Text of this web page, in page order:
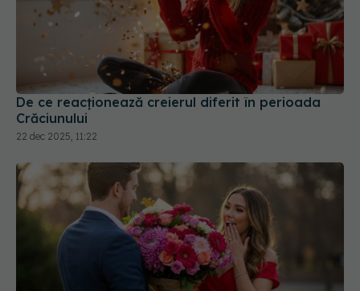
De ce reacționează creierul diferit în perioada
Crăciunului
22 dec 2025, 11:22